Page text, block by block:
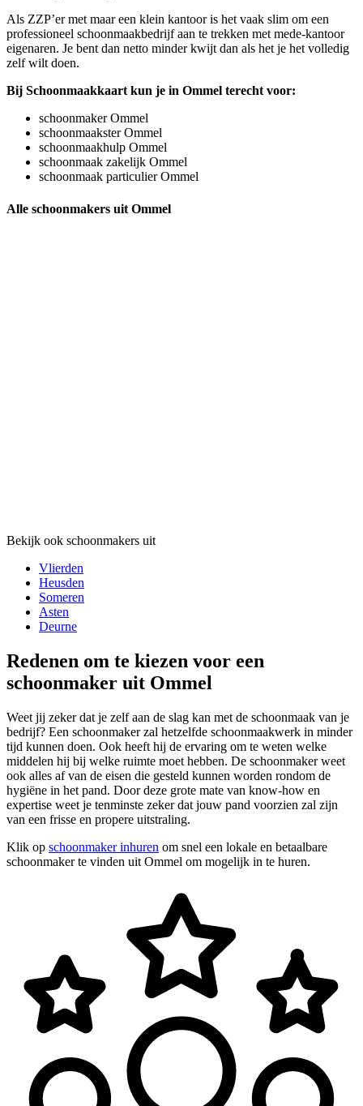
Als ZZP’er met maar een klein kantoor is het vaak slim om een
professioneel schoonmaakbedrijf aan te trekken met mede-kantoor
eigenaren. Je bent dan netto minder kwijt dan als het je het volledig
zelf wilt doen.
Bij Schoonmaakkaart kun je in Ommel terecht voor:
schoonmaker Ommel
schoonmaakster Ommel
schoonmaakhulp Ommel
schoonmaak zakelijk Ommel
schoonmaak particulier Ommel
Alle schoonmakers uit Ommel
Bekijk ook schoonmakers uit
Vlierden
Heusden
Someren
Asten
Deurne
Redenen om te kiezen voor een
schoonmaker uit Ommel
Weet jij zeker dat je zelf aan de slag kan met de schoonmaak van je
bedrijf? Een schoonmaker zal hetzelfde schoonmaakwerk in minder
tijd kunnen doen. Ook heeft hij de ervaring om te weten welke
middelen hij bij welke ruimte moet hebben. De schoonmaker weet
ook alles af van de eisen die gesteld kunnen worden rondom de
hygiëne in het pand. Door deze grote mate van know-how en
expertise weet je tenminste zeker dat jouw pand voorzien zal zijn
van een frisse en propere uitstraling.
Klik op schoonmaker inhuren om snel een lokale en betaalbare
schoonmaker te vinden uit Ommel om mogelijk in te huren.